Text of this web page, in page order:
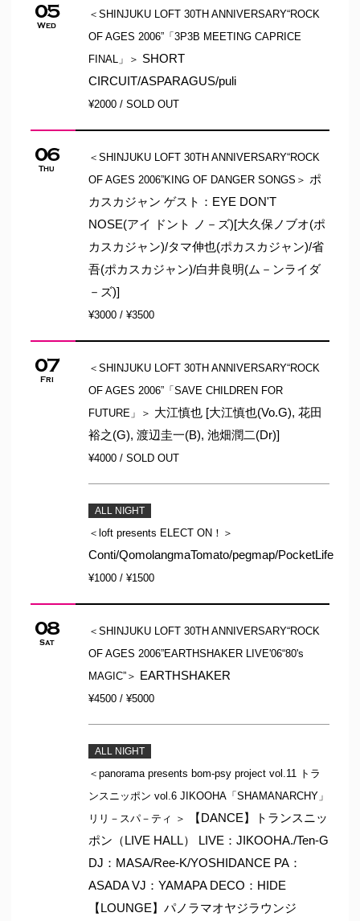
05
Wed
＜SHINJUKU LOFT 30TH ANNIVERSARY“ROCK
OF AGES 2006”「3P3B MEETING CAPRICE
FINAL」＞ SHORT
CIRCUIT/ASPARAGUS/puli
¥2000 / SOLD OUT
06
Thu
＜SHINJUKU LOFT 30TH ANNIVERSARY“ROCK
OF AGES 2006”KING OF DANGER SONGS＞ ポ
カスカジャン ゲスト：EYE DON'T
NOSE(アイ ドント ノ－ズ)[大久保ノブオ(ポ
カスカジャン)/タマ伸也(ポカスカジャン)/省
吾(ポカスカジャン)/白井良明(ム－ンライダ
－ズ)]
¥3000 / ¥3500
07
Fri
＜SHINJUKU LOFT 30TH ANNIVERSARY“ROCK
OF AGES 2006”「SAVE CHILDREN FOR
FUTURE」＞ 大江慎也 [大江慎也(Vo.G), 花田
裕之(G), 渡辺圭一(B), 池畑潤二(Dr)]
¥4000 / SOLD OUT
ALL NIGHT
＜loft presents ELECT ON！＞
Conti/QomolangmaTomato/pegmap/PocketLife
¥1000 / ¥1500
08
Sat
＜SHINJUKU LOFT 30TH ANNIVERSARY“ROCK
OF AGES 2006”EARTHSHAKER LIVE'06“80's
MAGIC”＞ EARTHSHAKER
¥4500 / ¥5000
ALL NIGHT
＜panorama presents bom-psy project vol.11 トラ
ンスニッポン vol.6 JIKOOHA「SHAMANARCHY」
リリ－スパ－ティ ＞
【DANCE】トランスニッ
ポン（LIVE HALL） LIVE：JIKOOHA./Ten-G
DJ：MASA/Ree-K/YOSHIDANCE PA：
ASADA VJ：YAMAPA DECO：HIDE
【LOUNGE】パノラマオヤジラウンジ